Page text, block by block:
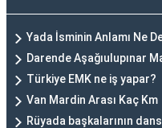
Yada İsminin Anlamı Ne
Darende Aşağıulupınar
Türkiye EMK ne iş yapar?
Van Mardin Arası Kaç Km
Rüyada başkalarının